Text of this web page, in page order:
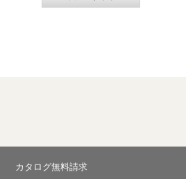
カタログ無料請求